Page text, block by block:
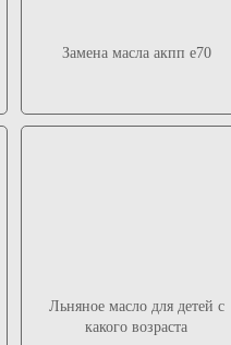
Замена масла акпп е70
Льняное масло для детей с
какого возраста